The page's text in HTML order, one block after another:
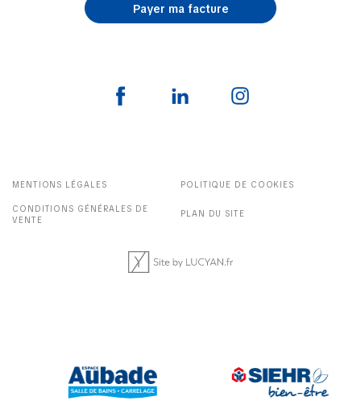
Payer ma facture
MENTIONS LÉGALES POLITIQUE DE COOKIES
CONDITIONS GÉNÉRALES DE
VENTE
PLAN DU SITE